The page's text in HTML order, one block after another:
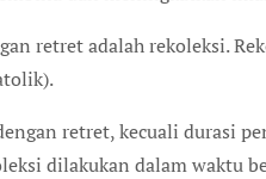
retret adalah rekoleksi.
retret, kecuali durasi
dilakukan dalam waktu